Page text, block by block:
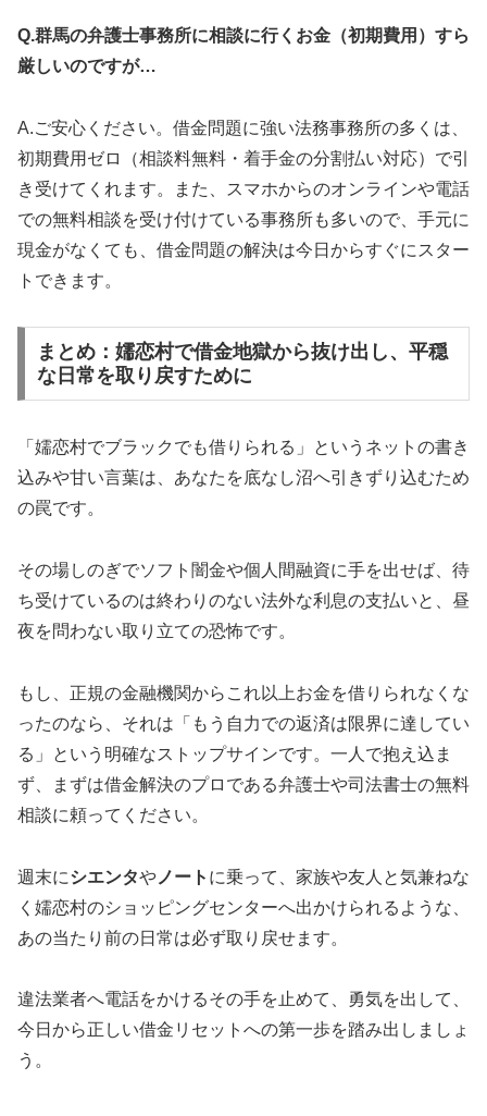
Q.群馬の弁護士事務所に相談に行くお金（初期費用）すら
厳しいのですが…
A.ご安心ください。借金問題に強い法務事務所の多くは、
初期費用ゼロ（相談料無料・着手金の分割払い対応）で引
き受けてくれます。また、スマホからのオンラインや電話
での無料相談を受け付けている事務所も多いので、手元に
現金がなくても、借金問題の解決は今日からすぐにスター
トできます。
まとめ：嬬恋村で借金地獄から抜け出し、平穏
な日常を取り戻すために
「嬬恋村でブラックでも借りられる」というネットの書き
込みや甘い言葉は、あなたを底なし沼へ引きずり込むため
の罠です。
その場しのぎでソフト闇金や個人間融資に手を出せば、待
ち受けているのは終わりのない法外な利息の支払いと、昼
夜を問わない取り立ての恐怖です。
もし、正規の金融機関からこれ以上お金を借りられなくな
ったのなら、それは「もう自力での返済は限界に達してい
る」という明確なストップサインです。一人で抱え込ま
ず、まずは借金解決のプロである弁護士や司法書士の無料
相談に頼ってください。
週末にシエンタや ノート に乗って、家族や友人と気兼ねな
く嬬恋村のショッピングセンターへ出かけられるような、
あの当たり前の日常は必ず取り戻せます。
違法業者へ電話をかけるその手を止めて、勇気を出して、
今日から正しい借金リセットへの第一歩を踏み出しましょ
う。